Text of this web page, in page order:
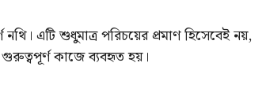
এটি শুধুমাত্র পরিচয়ের প্রমাণ হিসেবেই নয়,
কাজে ব্যবহৃত হয়।